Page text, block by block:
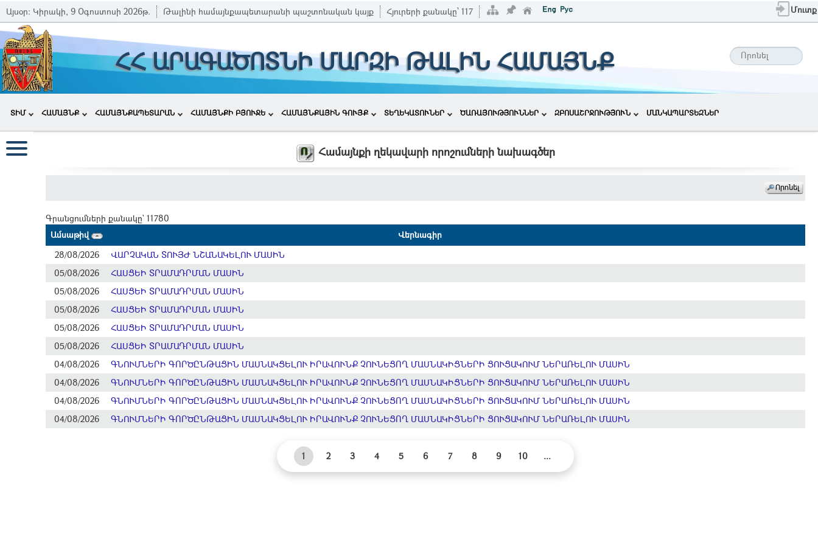
Այսօր: Կիրակի, 9 Օգոստոսի 2026թ. Թալինի համայնքապետարանի պաշտոնական կայք Հյուրերի քանակը՝ 117 Մուտք
ՀՀ ԱՐԱԳԱԾՈՏՆԻ ՄԱՐԶԻ ԹԱԼԻՆ ՀԱՄԱՅՆՔ
ՏԻՄ ՀԱՄԱՅՆՔ ՀԱՄԱՅՆՔԱՊԵՏԱՐԱՆ ՀԱՄԱՅՆՔԻ ԲՅՈՒՋԵ ՀԱՄԱՅՆՔԱՅԻՆ ԳՈՒՅՔ ՏԵՂԵԿԱՏՈՒՆԵՐ ԾԱՌԱՅՈՒԹՅՈՒՆՆԵՐ ԶԲՈՍԱՇՐՋՈՒԹՅՈՒՆ ՄԱՆԿԱՊԱՐՏԵԶՆԵՐ
Համայնքի ղեկավարի որոշումների նախագծեր
Գրանցումների քանակը` 11780
Ամսաթիվ
Վերնագիր
28/08/2026
ՎԱՐՉԱԿԱՆ ՏՈՒՅԺ ՆՇԱՆԱԿԵԼՈՒ ՄԱՍԻՆ
05/08/2026
ՀԱՍՑԵԻ ՏՐԱՄԱԴՐՄԱՆ ՄԱՍԻՆ
05/08/2026
ՀԱՍՑԵԻ ՏՐԱՄԱԴՐՄԱՆ ՄԱՍԻՆ
05/08/2026
ՀԱՍՑԵԻ ՏՐԱՄԱԴՐՄԱՆ ՄԱՍԻՆ
05/08/2026
ՀԱՍՑԵԻ ՏՐԱՄԱԴՐՄԱՆ ՄԱՍԻՆ
05/08/2026
ՀԱՍՑԵԻ ՏՐԱՄԱԴՐՄԱՆ ՄԱՍԻՆ
04/08/2026
ԳՆՈՒՄՆԵՐԻ ԳՈՐԾԸՆԹԱՑԻՆ ՄԱՍՆԱԿՑԵԼՈՒ ԻՐԱՎՈՒՆՔ ՉՈՒՆԵՑՈՂ ՄԱՍՆԱԿԻՑՆԵՐԻ ՑՈՒՑԱԿՈՒՄ ՆԵՐԱՌԵԼՈՒ ՄԱՍԻՆ
04/08/2026
ԳՆՈՒՄՆԵՐԻ ԳՈՐԾԸՆԹԱՑԻՆ ՄԱՍՆԱԿՑԵԼՈՒ ԻՐԱՎՈՒՆՔ ՉՈՒՆԵՑՈՂ ՄԱՍՆԱԿԻՑՆԵՐԻ ՑՈՒՑԱԿՈՒՄ ՆԵՐԱՌԵԼՈՒ ՄԱՍԻՆ
04/08/2026
ԳՆՈՒՄՆԵՐԻ ԳՈՐԾԸՆԹԱՑԻՆ ՄԱՍՆԱԿՑԵԼՈՒ ԻՐԱՎՈՒՆՔ ՉՈՒՆԵՑՈՂ ՄԱՍՆԱԿԻՑՆԵՐԻ ՑՈՒՑԱԿՈՒՄ ՆԵՐԱՌԵԼՈՒ ՄԱՍԻՆ
04/08/2026
ԳՆՈՒՄՆԵՐԻ ԳՈՐԾԸՆԹԱՑԻՆ ՄԱՍՆԱԿՑԵԼՈՒ ԻՐԱՎՈՒՆՔ ՉՈՒՆԵՑՈՂ ՄԱՍՆԱԿԻՑՆԵՐԻ ՑՈՒՑԱԿՈՒՄ ՆԵՐԱՌԵԼՈՒ ՄԱՍԻՆ
1 2 3 4 5 6 7 8 9 10 ...